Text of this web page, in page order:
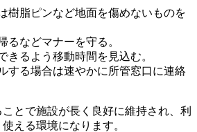
樹脂ピンなど地面を傷めないものを
るなどマナーを守る。
きるよう移動時間を見込む。
する場合は速やかに所管窓口に連絡
とで施設が長く良好に維持され、利
える環境になります。